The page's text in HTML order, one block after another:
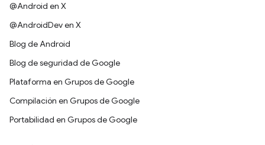
@Android en X
@AndroidDev en X
Blog de Android
Blog de seguridad de Google
Plataforma en Grupos de Google
Compilación en Grupos de Google
Portabilidad en Grupos de Google